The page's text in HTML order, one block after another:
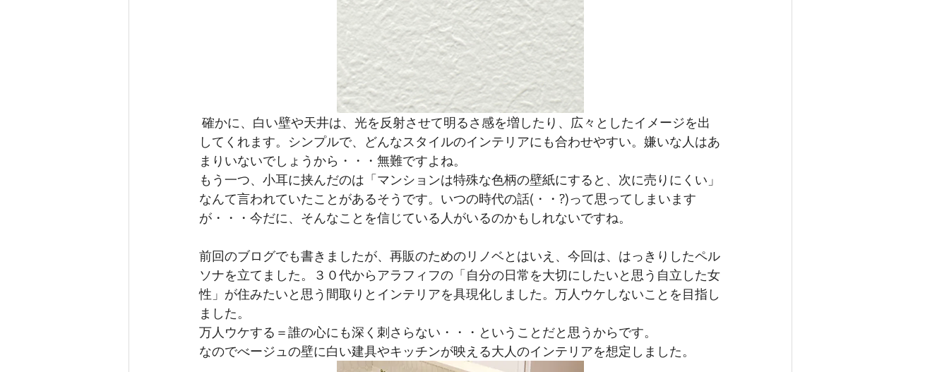
してくれます。シンプルで、どんなスタイルのインテリアにも合わせやすい。嫌いな人はあ
まりいないでしょうから・・・無難ですよね。
もう一つ、小耳に挟んだのは「マンションは特殊な色柄の壁紙にすると、次に売りにくい」
なんて言われていたことがあるそうです。いつの時代の話(・・?)って思ってしまいます
が・・・今だに、そんなことを信じている人がいるのかもしれないですね。
前回のブログでも書きましたが、再販のためのリノベとはいえ、今回は、はっきりしたペル
ソナを立てました。３０代からアラフィフの「自分の日常を大切にしたいと思う自立した女
性」が住みたいと思う間取りとインテリアを具現化しました。万人ウケしないことを目指し
ました。
万人ウケする＝誰の心にも深く刺さらない・・・ということだと思うからです。
なのでべージュの壁に白い建具やキッチンが映える大人のインテリアを想定しました。